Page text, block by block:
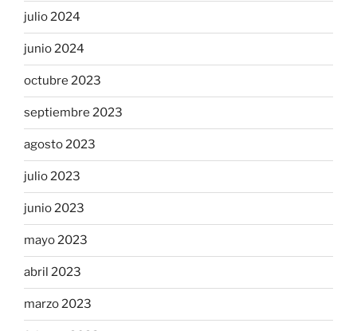
julio 2024
junio 2024
octubre 2023
septiembre 2023
agosto 2023
julio 2023
junio 2023
mayo 2023
abril 2023
marzo 2023